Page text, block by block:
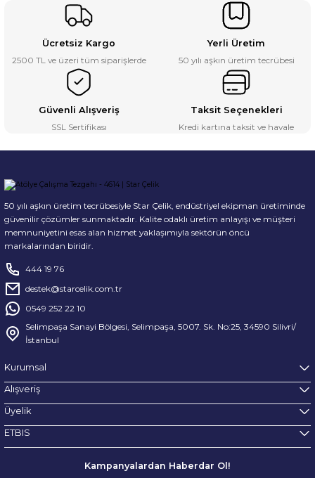
Ücretsiz Kargo
2500 TL ve üzeri tüm siparişlerde
Yerli Üretim
50 yılı aşkın üretim tecrübesi
Güvenli Alışveriş
SSL Sertifikası
Taksit Seçenekleri
Kredi kartına taksit ve havale
50 yılı aşkın üretim tecrübesiyle Star Çelik, endüstriyel ekipman üretiminde
güvenilir çözümler sunmaktadır. Kalite odaklı üretim anlayışı ve müşteri
memnuniyetini esas alan hizmet yaklaşımıyla sektörün öncü
markalarından biridir.
444 19 76
destek@starcelik.com.tr
0549 252 22 10
Selimpaşa Sanayi Bölgesi, Selimpaşa, 5007. Sk. No:25, 34590 Silivri/
İstanbul
Kurumsal
Alışveriş
Üyelik
ETBIS
Kampanyalardan Haberdar Ol!